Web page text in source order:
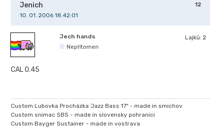
12
Jenich
10. 01. 2006 18.42:01
Jech hands
Nepřítomen
Lajků: 2
CAL 0.45
Custom Lubovka Procházka Jazz Bass 17" - made in smichov
Custom snimac SBS - made in slovensky pohranici
Custom Bayger Sustainer - made in vostrava